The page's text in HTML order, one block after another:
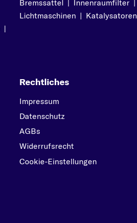
|
Bremssattel | Innenraumfilter |
Lichtmaschinen | Katalysatoren
Rechtliches
Impressum
Datenschutz
AGBs
Widerrufsrecht
Cookie-Einstellungen